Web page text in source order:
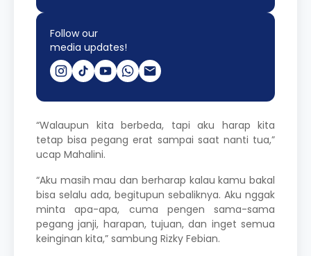
Follow our
media updates!
“Walaupun kita berbeda, tapi aku harap kita
tetap bisa pegang erat sampai saat nanti tua,”
ucap Mahalini.
“Aku masih mau dan berharap kalau kamu bakal
bisa selalu ada, begitupun sebaliknya. Aku nggak
minta apa-apa, cuma pengen sama-sama
pegang janji, harapan, tujuan, dan inget semua
keinginan kita,” sambung Rizky Febian.